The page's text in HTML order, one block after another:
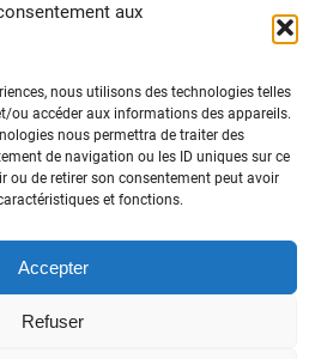
aux
nous utilisons des technologies telles
ou accéder aux informations des appareils.
nous permettra de traiter des
de navigation ou les ID uniques sur ce
ou de retirer son consentement peut avoir
et fonctions.
Accepter
Refuser
Tourisme
nationale des organismes
de tourisme